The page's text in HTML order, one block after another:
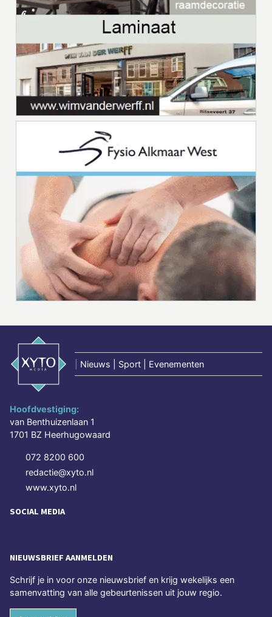
Nieuws | Sport | Evenementen
Hoofdvestiging:
van Benthuizenlaan 1
1701 BZ Heerhugowaard
072 8200 600
redactie@xyto.nl
www.xyto.nl
SOCIAL MEDIA
NIEUWSBRIEF AANMELDEN
Schrijf je in voor onze nieuwsbrief en krijg wekelijks een
samenvatting van alle gebeurtenissen uit jouw regio.